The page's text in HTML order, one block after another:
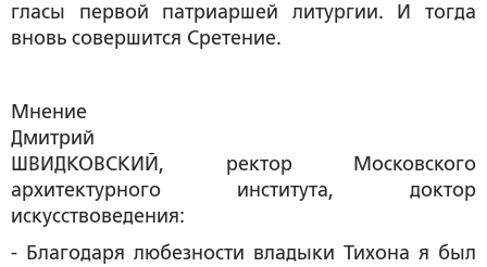
гласы первой патриаршей литургии. И тогда
вновь совершится Сретение.
Мнение
Дмитрий
ШВИДКОВСКИЙ, ректор Московского
архитектурного института, доктор
искусствоведения:
- Благодаря любезности владыки Тихона я был